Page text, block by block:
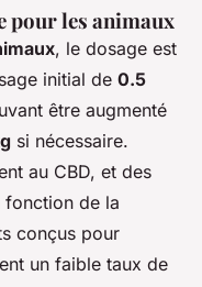
pour les animaux
, le dosage est
initial de 0.5
être augmenté
si nécessaire.
au CBD, et des
fonction de la
conçus pour
un faible taux de